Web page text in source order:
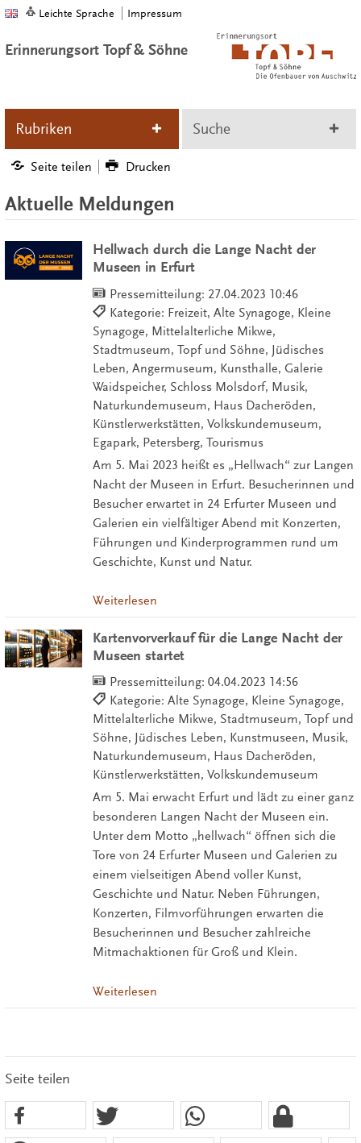
Leichte Sprache Impressum
Erinnerungsort Topf & Söhne
Rubriken Suche
Seite teilen Drucken
Aktuelle Meldungen
Hellwach durch die Lange Nacht der
Museen in Erfurt
Pressemitteilung: 27.04.2023 10:46
Kategorie: Freizeit, Alte Synagoge, Kleine
Synagoge, Mittelalterliche Mikwe,
Stadtmuseum, Topf und Söhne, Jüdisches
Leben, Angermuseum, Kunsthalle, Galerie
Waidspeicher, Schloss Molsdorf, Musik,
Naturkundemuseum, Haus Dacheröden,
Künstlerwerkstätten, Volkskundemuseum,
Egapark, Petersberg, Tourismus
Am 5. Mai 2023 heißt es „Hellwach“ zur Langen
Nacht der Museen in Erfurt. Besucherinnen und
Besucher erwartet in 24 Erfurter Museen und
Galerien ein vielfältiger Abend mit Konzerten,
Führungen und Kinderprogrammen rund um
Geschichte, Kunst und Natur.
Weiterlesen
Kartenvorverkauf für die Lange Nacht der
Museen startet
Pressemitteilung: 04.04.2023 14:56
Kategorie: Alte Synagoge, Kleine Synagoge,
Mittelalterliche Mikwe, Stadtmuseum, Topf und
Söhne, Jüdisches Leben, Kunstmuseen, Musik,
Naturkundemuseum, Haus Dacheröden,
Künstlerwerkstätten, Volkskundemuseum
Am 5. Mai erwacht Erfurt und lädt zu einer ganz
besonderen Langen Nacht der Museen ein.
Unter dem Motto „hellwach“ öffnen sich die
Tore von 24 Erfurter Museen und Galerien zu
einem vielseitigen Abend voller Kunst,
Geschichte und Natur. Neben Führungen,
Konzerten, Filmvorführungen erwarten die
Besucherinnen und Besucher zahlreiche
Mitmachaktionen für Groß und Klein.
Weiterlesen
Seite teilen